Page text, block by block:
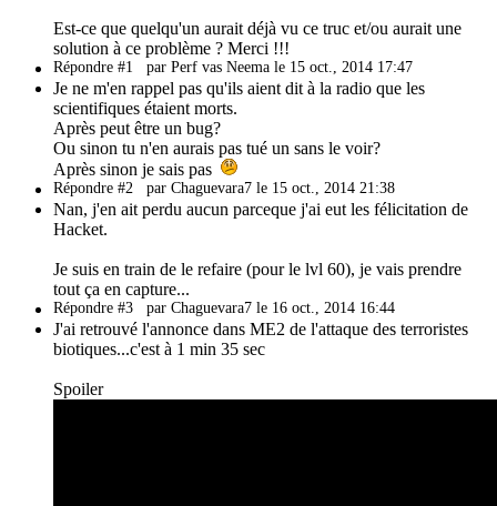
Est-ce que quelqu'un aurait déjà vu ce truc et/ou aurait une
solution à ce problème ? Merci !!!
Répondre #1 par Perf vas Neema le 15 oct., 2014 17:47
Je ne m'en rappel pas qu'ils aient dit à la radio que les
scientifiques étaient morts.
Après peut être un bug?
Ou sinon tu n'en aurais pas tué un sans le voir?
Après sinon je sais pas
Répondre #2 par Chaguevara7 le 15 oct., 2014 21:38
Nan, j'en ait perdu aucun parceque j'ai eut les félicitation de
Hacket.
Je suis en train de le refaire (pour le lvl 60), je vais prendre
tout ça en capture...
Répondre #3 par Chaguevara7 le 16 oct., 2014 16:44
J'ai retrouvé l'annonce dans ME2 de l'attaque des terroristes
biotiques...c'est à 1 min 35 sec
Spoiler